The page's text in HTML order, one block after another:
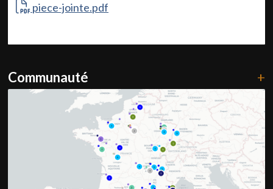
piece-jointe.pdf
Communauté +